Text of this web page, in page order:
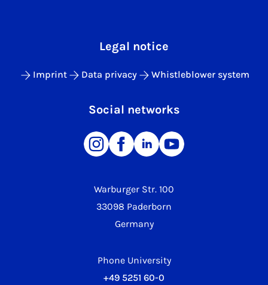
Warburger Str. 100
33098 Paderborn
Germany
Phone University
+49 5251 60-0
Legal notice
Imprint Data privacy Whistleblower system
Social networks